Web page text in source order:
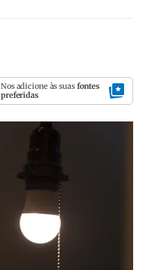
Nos adicione às suas fontes
preferidas